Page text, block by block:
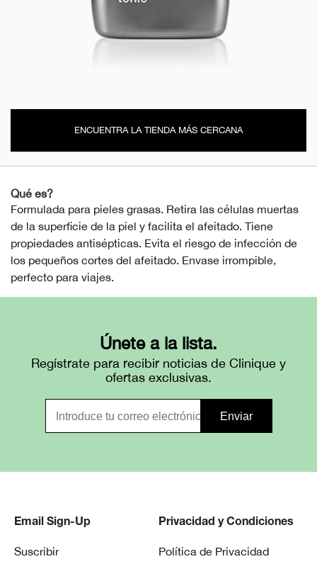
ENCUENTRA LA TIENDA MÁS CERCANA
Qué es?
Formulada para pieles grasas. Retira las células muertas
de la superficie de la piel y facilita el afeitado. Tiene
propiedades antisépticas. Evita el riesgo de infección de
los pequeños cortes del afeitado. Envase irrompible,
perfecto para viajes.
Únete a la lista.
Regístrate para recibir noticias de Clinique y
ofertas exclusivas.
Email Sign-Up
Suscribir
Privacidad y Condiciones
Política de Privacidad